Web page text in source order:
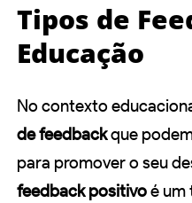
Tipos de
Educação
No contexto
de feedbackque
para promover o seu
feedback positivoé um